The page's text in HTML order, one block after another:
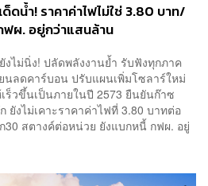
ดน้ำ! ราคาค่าไฟไม่ใช่ 3.80 บาท/
ผ. อยู่กว่าแสนล้าน
งไม่นิ่ง! ปลัดพลังงานย้ำ รับฟังทุกภาค
นลดคาร์บอน ปรับแผนเพิ่มโซลาร์ใหม่
ร็วขึ้นเป็นภายในปี 2573 ยืนยันก๊าซ
ยังไม่เคาะราคาค่าไฟที่ 3.80 บาทต่อ
สตางค์ต่อหน่วย ยังแบกหนี้ กฟผ. อยู่